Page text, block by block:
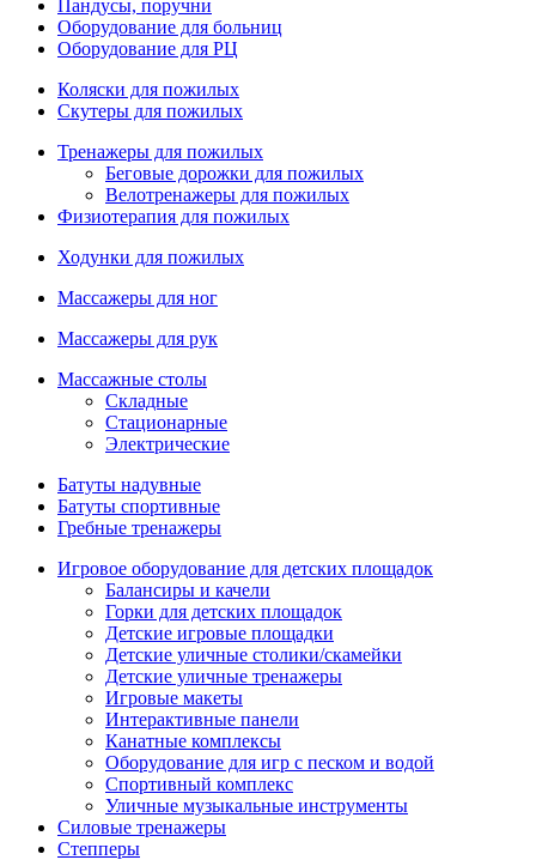
Пандусы, поручни
Оборудование для больниц
Оборудование для РЦ
Коляски для пожилых
Скутеры для пожилых
Тренажеры для пожилых
Беговые дорожки для пожилых
Велотренажеры для пожилых
Физиотерапия для пожилых
Ходунки для пожилых
Массажеры для ног
Массажеры для рук
Массажные столы
Складные
Стационарные
Электрические
Батуты надувные
Батуты спортивные
Гребные тренажеры
Игровое оборудование для детских площадок
Балансиры и качели
Горки для детских площадок
Детские игровые площадки
Детские уличные столики/скамейки
Детские уличные тренажеры
Игровые макеты
Интерактивные панели
Канатные комплексы
Оборудование для игр с песком и водой
Спортивный комплекс
Уличные музыкальные инструменты
Силовые тренажеры
Степперы